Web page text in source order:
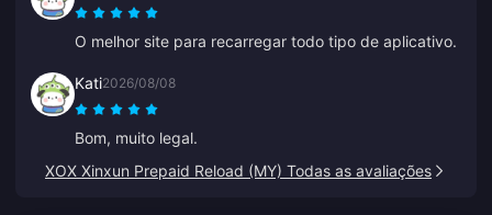
O melhor site para recarregar todo tipo de aplicativo.
Kati2026/08/08
Bom, muito legal.
XOX Xinxun Prepaid Reload (MY) Todas as avaliações